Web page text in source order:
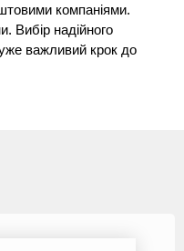
компаніями.
Вибір надійного
важливий крок до